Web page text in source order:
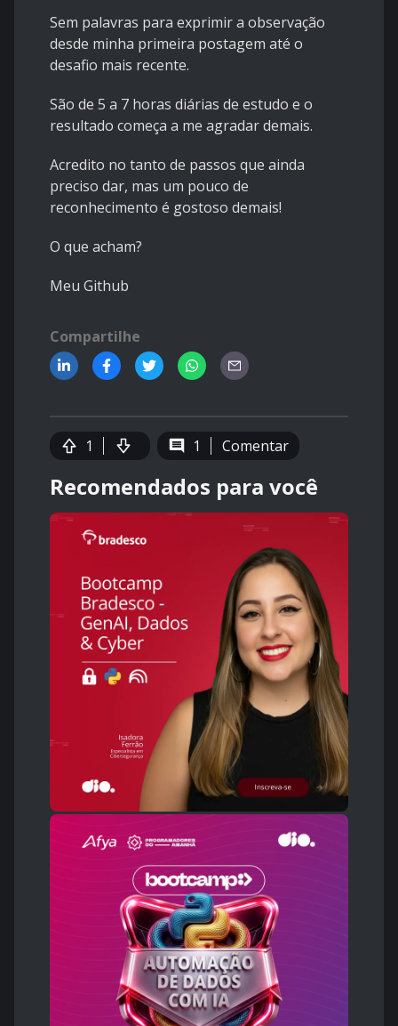
Sem palavras para exprimir a observação
desde minha primeira postagem até o
desafio mais recente.
São de 5 a 7 horas diárias de estudo e o
resultado começa a me agradar demais.
Acredito no tanto de passos que ainda
preciso dar, mas um pouco de
reconhecimento é gostoso demais!
O que acham?
Meu Github
Compartilhe
1 1 Comentar
Recomendados para você